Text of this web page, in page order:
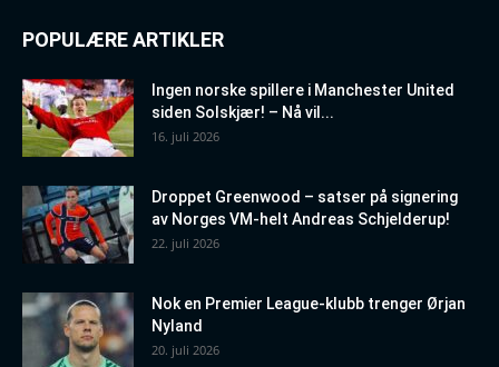
POPULÆRE ARTIKLER
Ingen norske spillere i Manchester United
siden Solskjær! – Nå vil...
16. juli 2026
Droppet Greenwood – satser på signering
av Norges VM-helt Andreas Schjelderup!
22. juli 2026
Nok en Premier League-klubb trenger Ørjan
Nyland
20. juli 2026